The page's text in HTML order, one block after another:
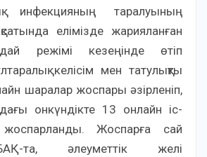
инфекцияның таралуының
елімізде жарияланған
режімі кезеңінде өтіп
келісім мен татулықты
шаралар жоспары әзірленіп,
онкүндікте 13 онлайн іс-
Жоспарға сай
та, әлеуметтік желі